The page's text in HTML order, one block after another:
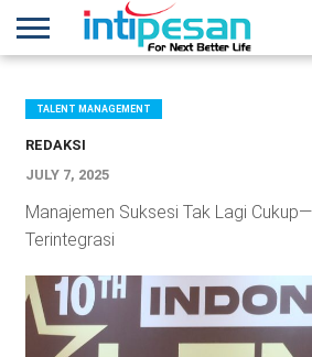
NEWS
CONFERENCES
TRAINING
IPSHOW
EVENT
IP
NETWORK
MORE
TALENT MANAGEMENT
REDAKSI
JULY 7, 2025
Manajemen Suksesi Tak Lagi
Terintegrasi